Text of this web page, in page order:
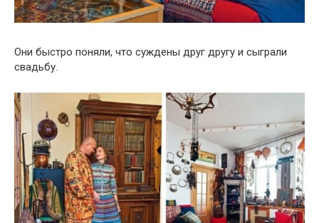
Они быстро поняли, что суждены друг другу и сыграли
свадьбу.